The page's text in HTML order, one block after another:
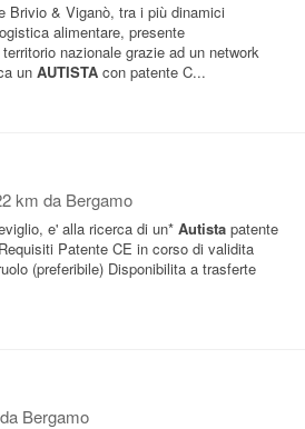
Brivio & Viganò, tra i più dinamici
alimentare, presente
nazionale grazie ad un network
un AUTISTA con patente C...
km da Bergamo
e' alla ricerca di un* Autista patente
Patente CE in corso di validita
(preferibile) Disponibilita a trasferte
Bergamo